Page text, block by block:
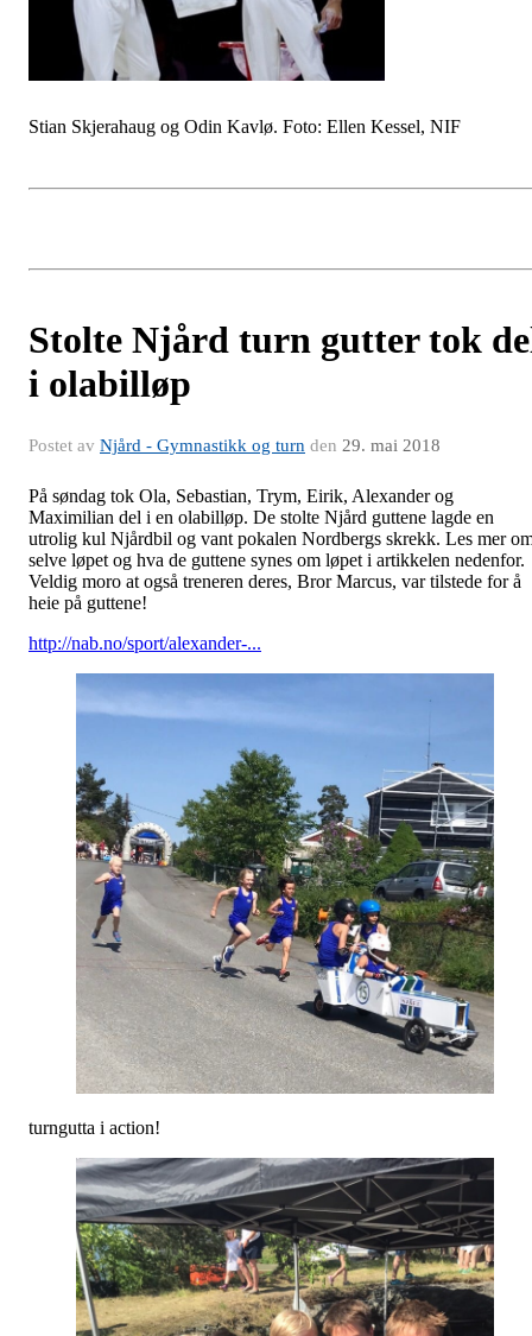
Stian Skjerahaug og Odin Kavlø. Foto: Ellen Kessel, NIF
Stolte Njård turn gutter tok
i olabilløp
Postet av Njård - Gymnastikk og turn den 29. mai 2018
På søndag tok Ola, Sebastian, Trym, Eirik, Alexander og
Maximilian del i en olabilløp. De stolte Njård guttene lagde en
utrolig kul Njårdbil og vant pokalen Nordbergs skrekk. Les mer
selve løpet og hva de guttene synes om løpet i artikkelen nedenfor.
Veldig moro at også treneren deres, Bror Marcus, var tilstede for å
heie på guttene!
http://nab.no/sport/alexander-...
turngutta i action!